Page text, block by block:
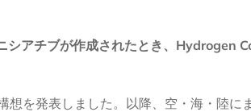
シアチブが作成されたとき、Hydrogen
を発表しました。以降、空・海・陸に